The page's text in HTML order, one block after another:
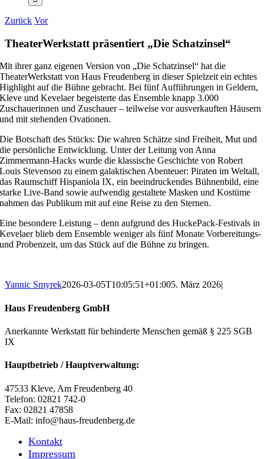
Zurück Vor
TheaterWerkstatt präsentiert „Die Schatzinsel“
Mit ihrer ganz eigenen Version von „Die Schatzinsel“ hat die
TheaterWerkstatt von Haus Freudenberg in dieser Spielzeit ein echtes
Highlight auf die Bühne gebracht. Bei fünf Aufführungen in Geldern,
Kleve und Kevelaer begeisterte das Ensemble knapp 3.000
Zuschauerinnen und Zuschauer – teilweise vor ausverkauften Häusern
und mit stehenden Ovationen.
Die Botschaft des Stücks: Die wahren Schätze sind Freiheit, Mut und
die persönliche Entwicklung. Unter der Leitung von Anna
Zimmermann-Hacks wurde die klassische Geschichte von Robert
Louis Stevenson zu einem galaktischen Abenteuer: Piraten im Weltall,
das Raumschiff Hispaniola IX, ein beeindruckendes Bühnenbild, eine
starke Live-Band sowie aufwendig gestaltete Masken und Kostüme
nahmen das Publikum mit auf eine Reise zu den Sternen.
Eine besondere Leistung – denn aufgrund des HuckePack-Festivals in
Kevelaer blieb dem Ensemble weniger als fünf Monate Vorbereitungs-
und Probenzeit, um das Stück auf die Bühne zu bringen.
Yannic Smyrek2026-03-05T10:05:51+01:005. März 2026|
Haus Freudenberg GmbH
Anerkannte Werkstatt für behinderte Menschen gemäß § 225 SGB
IX
Hauptbetrieb / Hauptverwaltung:
47533 Kleve, Am Freudenberg 40
Telefon: 02821 742-0
Fax: 02821 47858
E-Mail: info@haus-freudenberg.de
Kontakt
Impressum